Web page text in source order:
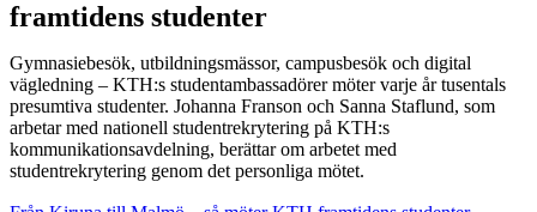
framtidens studenter
Gymnasiebesök, utbildningsmässor, campusbesök och digital
vägledning – KTH:s studentambassadörer möter varje år tusentals
presumtiva studenter. Johanna Franson och Sanna Staflund, som
arbetar med nationell studentrekrytering på KTH:s
kommunikationsavdelning, berättar om arbetet med
studentrekrytering genom det personliga mötet.